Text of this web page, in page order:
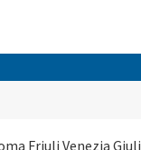
Friuli Venezia